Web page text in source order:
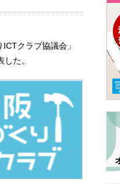
クラブ協議会」
た。